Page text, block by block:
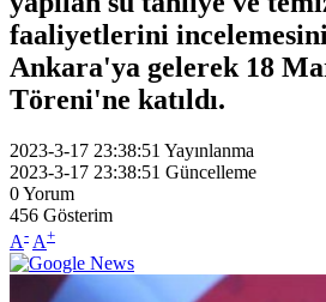
faaliyetlerini
Ankara'ya gelerek 18
Töreni'ne katıldı.
2023-3-17 23:38:51 Yayınlanma
2023-3-17 23:38:51 Güncelleme
0Yorum
456 Gösterim
A- A+